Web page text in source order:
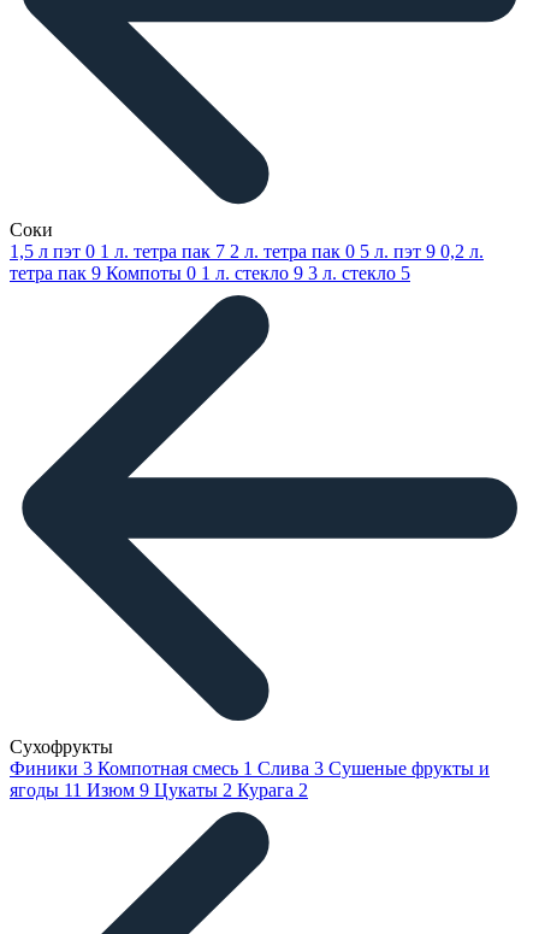
Соки
1,5 л пэт 0 1 л. тетра пак 7 2 л. тетра пак 0 5 л. пэт 9 0,2 л.
тетра пак 9 Компоты 0 1 л. стекло 9 3 л. стекло 5
Сухофрукты
Финики 3 Компотная смесь 1 Слива 3 Сушеные фрукты и
ягоды 11 Изюм 9 Цукаты 2 Курага 2